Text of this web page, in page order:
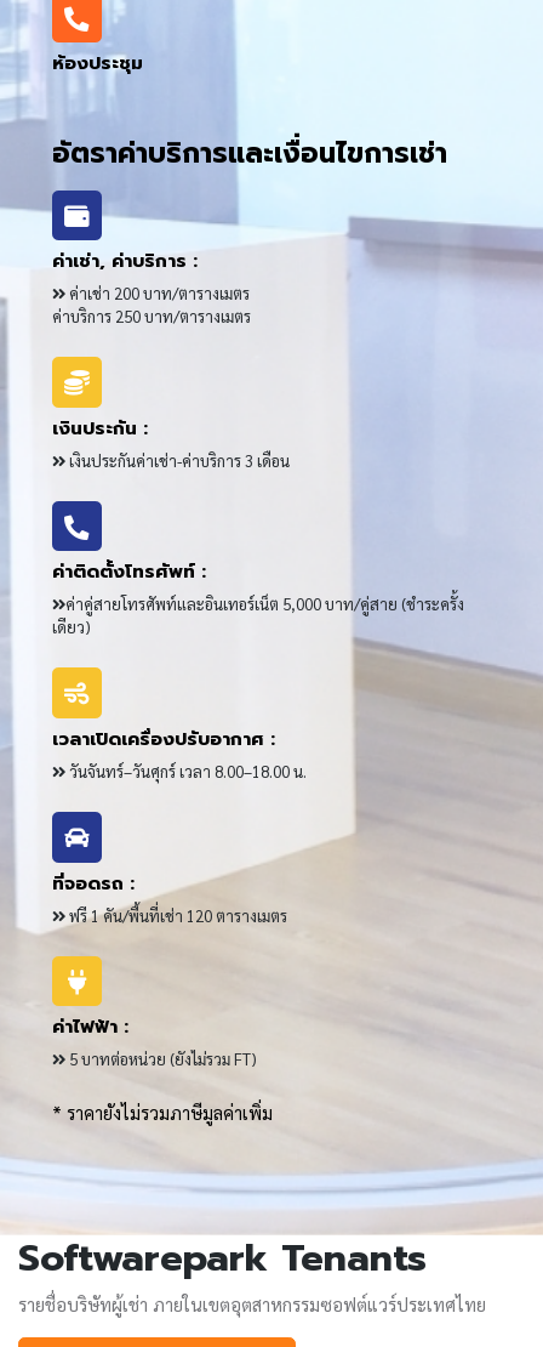
ห้องประชุม
อัตราค่าบริการและเงื่อนไขการเช่า
ค่าเช่า, ค่าบริการ :
ค่าเช่า 200 บาท/ตารางเมตร
ค่าบริการ 250 บาท/ตารางเมตร
เงินประกัน :
เงินประกันค่าเช่า-ค่าบริการ 3 เดือน
ค่าติดตั้งโทรศัพท์ :
ค่าคู่สายโทรศัพท์และอินเทอร์เน็ต 5,000 บาท/คู่สาย (ชำระครั้ง
เดียว)
เวลาเปิดเครื่องปรับอากาศ :
วันจันทร์–วันศุกร์ เวลา 8.00–18.00 น.
ที่จอดรถ :
ฟรี 1 คัน/พื้นที่เช่า 120 ตารางเมตร
ค่าไฟฟ้า :
5 บาทต่อหน่วย (ยังไม่รวม FT)
* ราคายังไม่รวมภาษีมูลค่าเพิ่ม
Softwarepark Tenants
รายชื่อบริษัทผู้เช่า ภายในเขตอุตสาหกรรมซอฟต์แวร์ประเทศไทย